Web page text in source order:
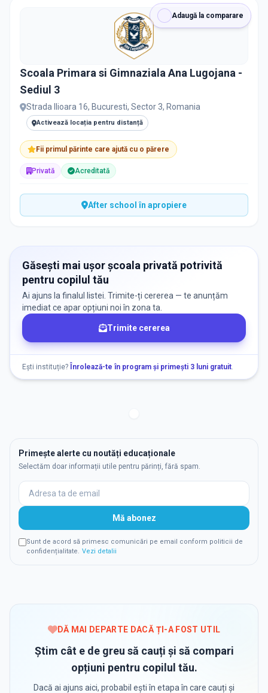
Adaugă la comparare
Scoala Primara si Gimnaziala Ana Lugojana -
Sediul 3
Strada Ilioara 16, Bucuresti, Sector 3, Romania
Activează locația pentru distanță
Fii primul părinte care ajută cu o părere
Privată Acreditată
After school în apropiere
Găsești mai ușor școala privată potrivită
pentru copilul tău
Ai ajuns la finalul listei. Trimite-ți cererea — te anunțăm
imediat ce apar opțiuni noi în zona ta.
Trimite cererea
Ești instituție? Înrolează-te în program și primești 3 luni gratuit.
Primește alerte cu noutăți educaționale
Selectăm doar informații utile pentru părinți, fără spam.
Mă abonez
Sunt de acord să primesc comunicări pe email conform politicii de
confidențialitate. Vezi detalii
DĂ MAI DEPARTE DACĂ ȚI-A FOST UTIL
Știm cât e de greu să cauți și să compari
opțiuni pentru copilul tău.
Dacă ai ajuns aici, probabil ești în etapa în care cauți și